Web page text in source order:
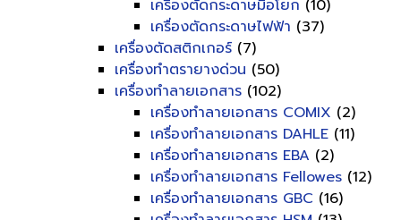
เครื่องตัดกระดาษมือโยก (10)
เครื่องตัดกระดาษไฟฟ้า (37)
เครื่องตัดสติกเกอร์ (7)
เครื่องทำตรายางด่วน (50)
เครื่องทำลายเอกสาร (102)
เครื่องทำลายเอกสาร COMIX (2)
เครื่องทำลายเอกสาร DAHLE (11)
เครื่องทำลายเอกสาร EBA (2)
เครื่องทำลายเอกสาร Fellowes (12)
เครื่องทำลายเอกสาร GBC (16)